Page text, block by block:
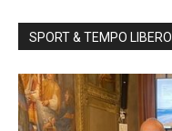
SPORT & TEMPO LIBERO